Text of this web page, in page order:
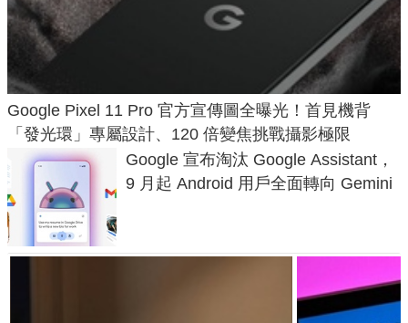
Google Pixel 11 Pro 官方宣傳圖全曝光！首見機背
「發光環」專屬設計、120 倍變焦挑戰攝影極限
Google 宣布淘汰 Google Assistant，
9 月起 Android 用戶全面轉向 Gemini